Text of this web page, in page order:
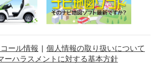
コール情報
個人情報の取り扱いについて
ーハラスメントに対する基本方針